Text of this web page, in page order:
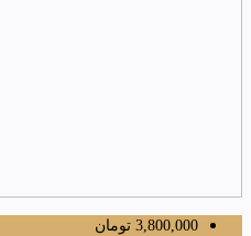
3,800,000 تومان